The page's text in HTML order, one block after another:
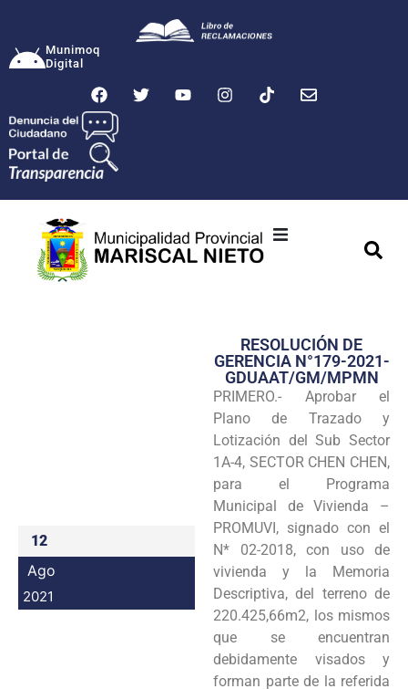
Munimoq
Digital
Transparencia
Seguridad
Programas
Intranet
12
Ago
2021
RESOLUCIÓN DE
GERENCIA N°179-2021-
GDUAAT/GM/MPMN
PRIMERO.- Aprobar el
Plano de Trazado y
Lotización del Sub Sector
1A-4, SECTOR CHEN CHEN,
para el Programa
Municipal de Vivienda –
PROMUVI, signado con el
N* 02-2018, con uso de
vivienda y la Memoria
Descriptiva, del terreno de
220.425,66m2, los mismos
que se encuentran
debidamente visados y
forman parte de la referida